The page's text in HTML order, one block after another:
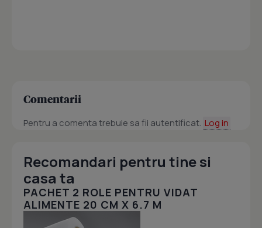
Comentarii
Pentru a comenta trebuie sa fii autentificat. Log in
Recomandari pentru tine si
casa ta
PACHET 2 ROLE PENTRU VIDAT
ALIMENTE 20 CM X 6.7 M